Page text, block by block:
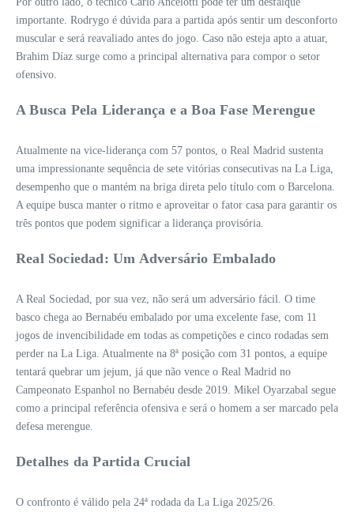
importante. Rodrygo é dúvida para a partida após sentir um desconforto
muscular e será reavaliado antes do jogo. Caso não esteja apto a atuar,
Brahim Díaz surge como a principal alternativa para compor o setor
ofensivo.
A Busca Pela Liderança e a Boa Fase Merengue
Atualmente na vice-liderança com 57 pontos, o Real Madrid sustenta
uma impressionante sequência de sete vitórias consecutivas na La Liga,
desempenho que o mantém na briga direta pelo título com o Barcelona.
A equipe busca manter o ritmo e aproveitar o fator casa para garantir os
três pontos que podem significar a liderança provisória.
Real Sociedad: Um Adversário Embalado
A Real Sociedad, por sua vez, não será um adversário fácil. O time
basco chega ao Bernabéu embalado por uma excelente fase, com 11
jogos de invencibilidade em todas as competições e cinco rodadas sem
perder na La Liga. Atualmente na 8ª posição com 31 pontos, a equipe
tentará quebrar um jejum, já que não vence o Real Madrid no
Campeonato Espanhol no Bernabéu desde 2019. Mikel Oyarzabal segue
como a principal referência ofensiva e será o homem a ser marcado pela
defesa merengue.
Detalhes da Partida Crucial
O confronto é válido pela 24ª rodada da La Liga 2025/26.